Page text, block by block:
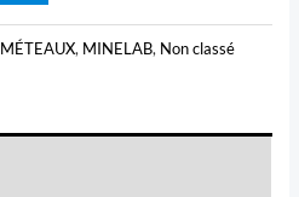
د.م.24000.
actuel
د.م.23500.
, MINELAB, Non classé